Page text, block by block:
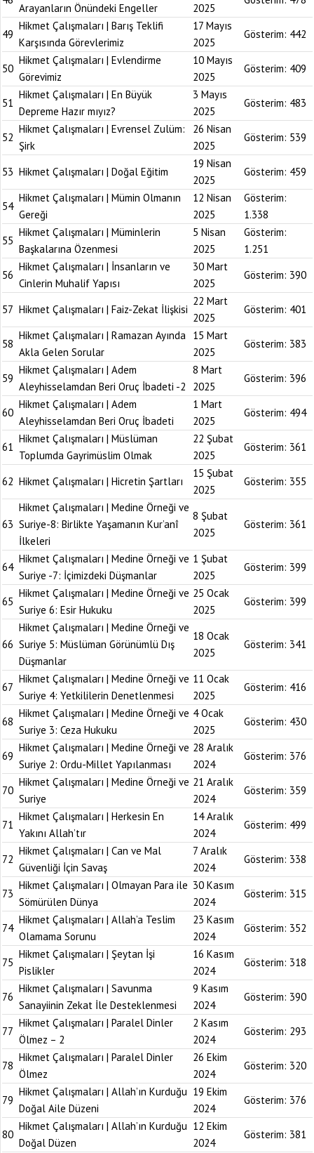
Arayanların Önündeki Engeller 2025
49
Hikmet Çalışmaları | Barış Teklifi
Karşısında Görevlerimiz
17 Mayıs
2025
Gösterim: 442
50
Hikmet Çalışmaları | Evlendirme
Görevimiz
10 Mayıs
2025
Gösterim: 409
51
Hikmet Çalışmaları | En Büyük
Depreme Hazır mıyız?
3 Mayıs
2025
Gösterim: 483
52
Hikmet Çalışmaları | Evrensel Zulüm:
Şirk
26 Nisan
2025
Gösterim: 539
53 Hikmet Çalışmaları | Doğal Eğitim
19 Nisan
2025
Gösterim: 459
54
Hikmet Çalışmaları | Mümin Olmanın
Gereği
12 Nisan
2025
Gösterim:
1.338
55
Hikmet Çalışmaları | Müminlerin
Başkalarına Özenmesi
5 Nisan
2025
Gösterim:
1.251
56
Hikmet Çalışmaları | İnsanların ve
Cinlerin Muhalif Yapısı
30 Mart
2025
Gösterim: 390
57 Hikmet Çalışmaları | Faiz-Zekat İlişkisi
22 Mart
2025
Gösterim: 401
58
Hikmet Çalışmaları | Ramazan Ayında
Akla Gelen Sorular
15 Mart
2025
Gösterim: 383
59
Hikmet Çalışmaları | Adem
Aleyhisselamdan Beri Oruç İbadeti -2
8 Mart
2025
Gösterim: 396
60
Hikmet Çalışmaları | Adem
Aleyhisselamdan Beri Oruç İbadeti
1 Mart
2025
Gösterim: 494
61
Hikmet Çalışmaları | Müslüman
Toplumda Gayrimüslim Olmak
22 Şubat
2025
Gösterim: 361
62 Hikmet Çalışmaları | Hicretin Şartları
15 Şubat
2025
Gösterim: 355
63
Hikmet Çalışmaları | Medine Örneği ve
Suriye-8: Birlikte Yaşamanın Kur’anî
İlkeleri
8 Şubat
2025
Gösterim: 361
64
Hikmet Çalışmaları | Medine Örneği ve
Suriye -7: İçimizdeki Düşmanlar
1 Şubat
2025
Gösterim: 399
65
Hikmet Çalışmaları | Medine Örneği ve
Suriye 6: Esir Hukuku
25 Ocak
2025
Gösterim: 399
66
Hikmet Çalışmaları | Medine Örneği ve
Suriye 5: Müslüman Görünümlü Dış
Düşmanlar
18 Ocak
2025
Gösterim: 341
67
Hikmet Çalışmaları | Medine Örneği ve
Suriye 4: Yetkililerin Denetlenmesi
11 Ocak
2025
Gösterim: 416
68
Hikmet Çalışmaları | Medine Örneği ve
Suriye 3: Ceza Hukuku
4 Ocak
2025
Gösterim: 430
69
Hikmet Çalışmaları | Medine Örneği ve
Suriye 2: Ordu-Millet Yapılanması
28 Aralık
2024
Gösterim: 376
70
Hikmet Çalışmaları | Medine Örneği ve
Suriye
21 Aralık
2024
Gösterim: 359
71
Hikmet Çalışmaları | Herkesin En
Yakını Allah’tır
14 Aralık
2024
Gösterim: 499
72
Hikmet Çalışmaları | Can ve Mal
Güvenliği İçin Savaş
7 Aralık
2024
Gösterim: 338
73
Hikmet Çalışmaları | Olmayan Para ile
Sömürülen Dünya
30 Kasım
2024
Gösterim: 315
74
Hikmet Çalışmaları | Allah’a Teslim
Olamama Sorunu
23 Kasım
2024
Gösterim: 352
75
Hikmet Çalışmaları | Şeytan İşi
Pislikler
16 Kasım
2024
Gösterim: 318
76
Hikmet Çalışmaları | Savunma
Sanayiinin Zekat İle Desteklenmesi
9 Kasım
2024
Gösterim: 390
77
Hikmet Çalışmaları | Paralel Dinler
Ölmez – 2
2 Kasım
2024
Gösterim: 293
78
Hikmet Çalışmaları | Paralel Dinler
Ölmez
26 Ekim
2024
Gösterim: 320
79
Hikmet Çalışmaları | Allah’ın Kurduğu
Doğal Aile Düzeni
19 Ekim
2024
Gösterim: 376
80
Hikmet Çalışmaları | Allah’ın Kurduğu
Doğal Düzen
12 Ekim
2024
Gösterim: 381